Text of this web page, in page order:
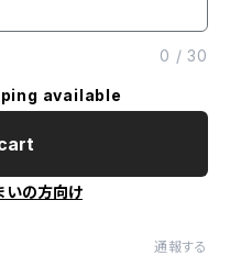
0 /30
available
いの方向け
通報する